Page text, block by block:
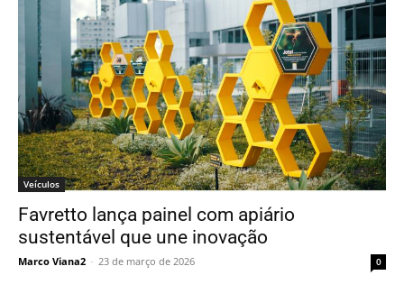
Veículos
Favretto lança painel com apiário
sustentável que une inovação
Marco Viana2 - 23 de março de 2026 0